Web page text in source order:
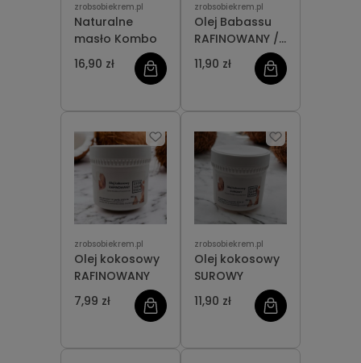
zrobsobiekrem.pl
Naturalne
masło Kombo
16,90 zł
zrobsobiekrem.pl
Olej Babassu
RAFINOWANY /
ORGANICZNY
11,90 zł
zrobsobiekrem.pl
Olej kokosowy
RAFINOWANY
7,99 zł
zrobsobiekrem.pl
Olej kokosowy
SUROWY
11,90 zł